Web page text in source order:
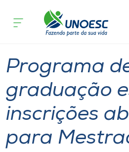
Cursos
Atendimento ao Estudante
Portal de Ensino
acontece
em Educação
Programa
graduação
inscrições
para